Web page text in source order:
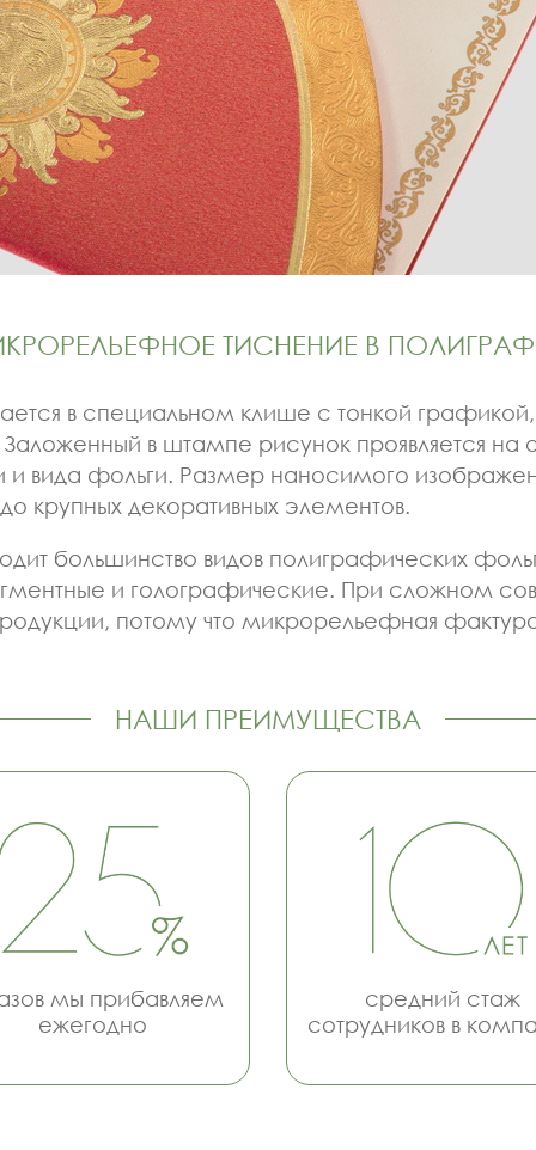
ТИСНЕНИЕ В
в специальном клише с тонкой
в штампе рисунок проявляется на
и вида фольги. Размер наносимого
крупных декоративных элементов.
большинство видов полиграфических
и голографические. При сложном
потому что микрорельефная
НАШИ ПРЕИМУЩЕСТВА
мы прибавляем
ежегодно
средний стаж
сотрудников в